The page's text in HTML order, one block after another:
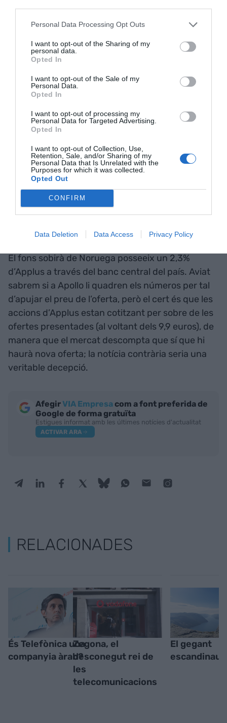
Personal Data Processing Opt Outs
I want to opt-out of the Sharing of my
personal data.
Opted In
I want to opt-out of the Sale of my
Personal Data.
Opted In
I want to opt-out of processing my
Personal Data for Targeted Advertising.
Opted In
I want to opt-out of Collection, Use,
Retention, Sale, and/or Sharing of my
Personal Data that Is Unrelated with the
Purposes for which it was collected.
Opted Out
CONFIRM
Data Deletion Data Access Privacy Policy
fruits fa menys d’un mes, quan van fer públic que
presentarien una contraopa a 9,75 euros per
cèntims per acció respecte de l’oferta inicial
d’Apollo. Es dona per fet que hi haurà contraatac
per part d’Apollo i que en pocs dies presentaran
una nova oferta per sobre dels 9,75 euros, per
davant d’aquesta guerra pel control de l’empresa.
Uns accionistes que estan encapçalats per la
firma DWS Investment Management Americas
(branca als Estats Units de la banca de negocis
del Deutsche Bank) amb una mica més del 7% del
capital, seguit pel Santander a través dels seus
fons d’inversió (4,5%), la gestora americana
Southeastern Asset Management (4%) i els ja
coneguts Vanguard (3,5%).
El fons sobirà de Noruega posseeix un 2,3%
d’Applus a través del banc central del país. Aviat
sabrem si a Apollo li quadren els números per tal
d’apujar el preu de l’oferta, però el cert és que les
accions d’Applus estan cotitzant per sobre de les
ofertes presentades (al voltant dels 9,9 euros), de
manera que el mercat descompta que sí que hi
haurà nova oferta; la notícia contrària seria una
veritable decepció.
AfegirVIA Empresa com a font preferida de
Google de forma gratuïta
Estigues informat amb les últimes notícies d'actualitat
ACTIVAR ARA
RELACIONADES
És Telefònica una
companyia àrab?
Zegona, el
desconegut rei de
les
telecomunicacions
El gegant
escandinau